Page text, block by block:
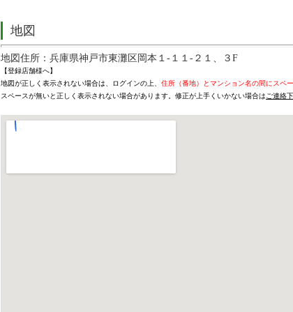
地図
地図住所：兵庫県神戸市東灘区岡本１-１１-２１、３F
【登録店舗様へ】
地図が正しく表示されない場合は、ログインの上、 住所（番地）とマンション名の間にスペ
スペースが無いと正しく表示されない場合があります。修正が上手くいかない場合は ご連絡